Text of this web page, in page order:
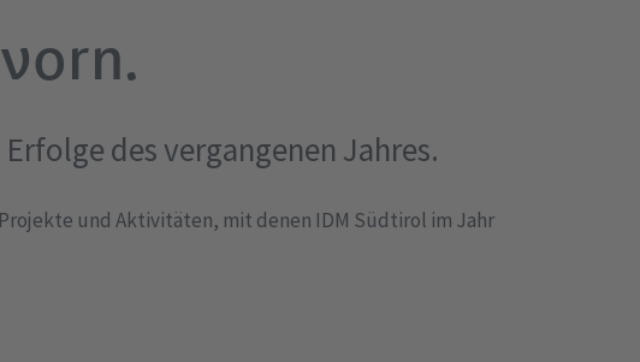
des vergangenen Jahres.
und Aktivitäten, mit denen IDM Südtirol im Jahr